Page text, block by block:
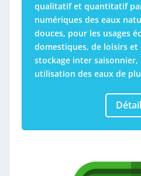
qualitatif et quantitatif
numériques des eaux
douces, pour les usages
domestiques, de loisirs et
stockage inter
utilisation des eaux de